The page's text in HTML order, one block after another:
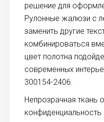
решение для
Рулонные жалюзи с
заменить другие
комбинироваться
цвет полотна
современных
300154-2406.
Непрозрачная ткань
конфиденциальность